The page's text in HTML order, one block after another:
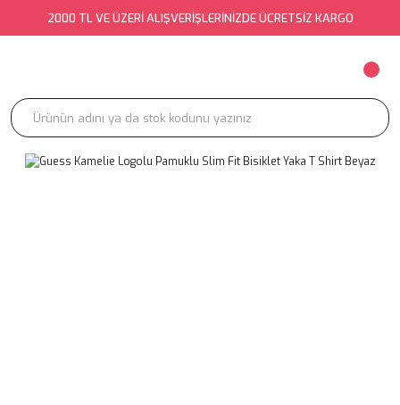
2000 TL VE ÜZERİ ALIŞVERİŞLERİNİZDE ÜCRETSİZ KARGO